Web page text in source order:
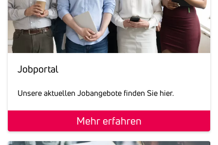
Jobportal
Unsere aktuellen Jobangebote finden Sie hier.
Mehr erfahren